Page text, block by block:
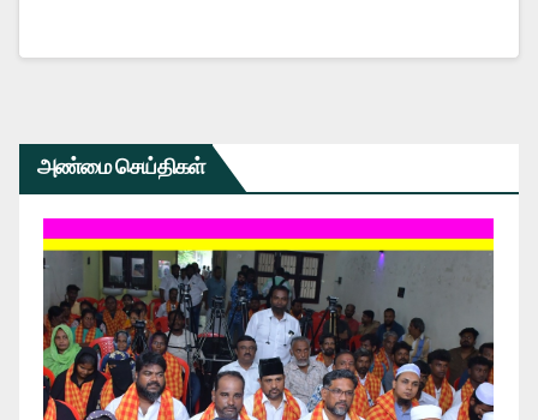
அண்மை செய்திகள்